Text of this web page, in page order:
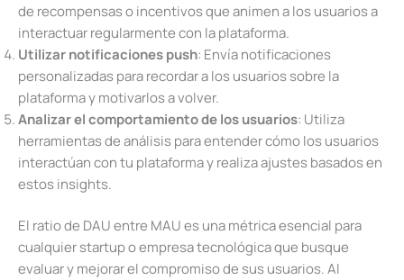
de recompensas o incentivos que animen a los usuarios a
interactuar regularmente con la plataforma.
Utilizar notificaciones push: Envía notificaciones
personalizadas para recordar a los usuarios sobre la
plataforma y motivarlos a volver.
Analizar el comportamiento de los usuarios: Utiliza
herramientas de análisis para entender cómo los usuarios
interactúan con tu plataforma y realiza ajustes basados en
estos insights.
El ratio de DAU entre MAU es una métrica esencial para
cualquier startup o empresa tecnológica que busque
evaluar y mejorar el compromiso de sus usuarios. Al